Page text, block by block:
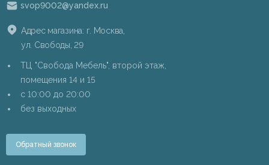
svop9002@yandex.ru
Адрес магазина: г. Москва,
ул. Свободы, 29
ТЦ "Свобода Мебель", второй этаж,
помещения 14 и 15
c 10:00 до 20:00
без выходных
Обратный звонок